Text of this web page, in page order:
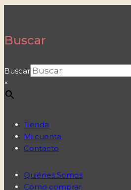
Buscar
Buscar
×
Tienda
Mi cuenta
Contacto
Quiénes Somos
Cómo comprar